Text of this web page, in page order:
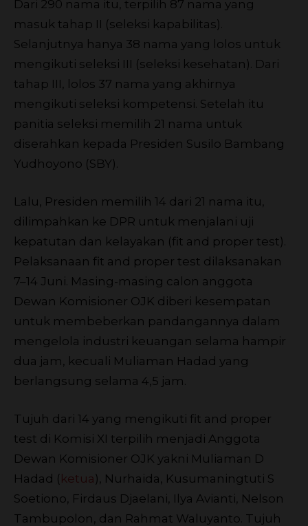
Dari 290 nama itu, terpilih 87 nama yang
masuk tahap II (seleksi kapabilitas).
Selanjutnya hanya 38 nama yang lolos untuk
mengikuti seleksi III (seleksi kesehatan). Dari
tahap III, lolos 37 nama yang akhirnya
mengikuti seleksi kompetensi. Setelah itu
panitia seleksi memilih 21 nama untuk
diserahkan kepada Presiden Susilo Bambang
Yudhoyono (SBY).
Lalu, Presiden memilih 14 dari 21 nama itu,
dilimpahkan ke DPR untuk menjalani uji
kepatutan dan kelayakan (fit and proper test).
Pelaksanaan fit and proper test dilaksanakan
7–14 Juni. Masing-masing calon anggota
Dewan Komisioner OJK diberi kesempatan
untuk membeberkan pandangannya dalam
mengelola industri keuangan selama hampir
dua jam, kecuali Muliaman Hadad yang
berlangsung selama 4,5 jam.
Tujuh dari 14 yang mengikuti fit and proper
test di Komisi XI terpilih menjadi Anggota
Dewan Komisioner OJK yakni Muliaman D
Hadad ( ketua), Nurhaida, Kusumaningtuti S
Soetiono, Firdaus Djaelani, Ilya Avianti, Nelson
Tambupolon, dan Rahmat Waluyanto. Tujuh